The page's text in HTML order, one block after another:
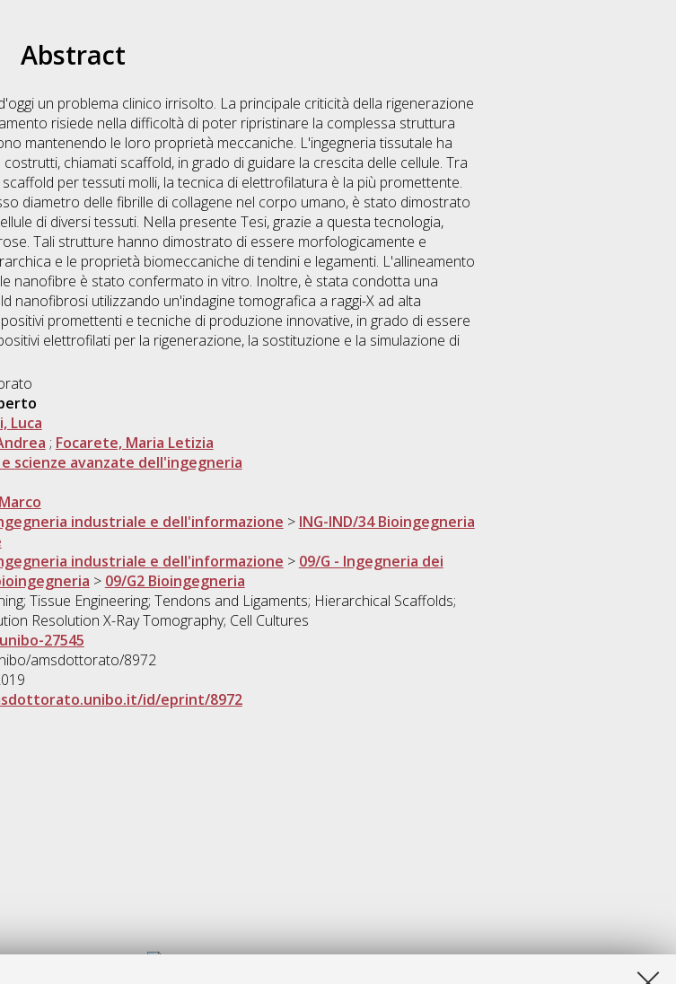
Abstract
un problema clinico irrisolto. La principale criticità della rigenerazione
risiede nella difficoltà di poter ripristinare la complessa struttura
mantenendo le loro proprietà meccaniche. L'ingegneria tissutale ha
chiamati scaffold, in grado di guidare la crescita delle cellule. Tra
per tessuti molli, la tecnica di elettrofilatura è la più promettente.
diametro delle fibrille di collagene nel corpo umano, è stato dimostrato
di diversi tessuti. Nella presente Tesi, grazie a questa tecnologia,
Tali strutture hanno dimostrato di essere morfologicamente e
e le proprietà biomeccaniche di tendini e legamenti. L'allineamento
nanofibre è stato confermato in vitro. Inoltre, è stata condotta una
nanofibrosi utilizzando un'indagine tomografica a raggi-X ad alta
promettenti e tecniche di produzione innovative, in grado di essere
elettrofilati per la rigenerazione, la sostituzione e la simulazione di
Luca
; Focarete, Maria Letizia
e scienze avanzate dell'ingegneria
industriale e dell'informazione > ING-IND/34 Bioingegneria
industriale e dell'informazione > 09/G - Ingegneria dei
> 09/G2 Bioingegneria
Tissue Engineering; Tendons and Ligaments; Hierarchical Scaffolds;
Resolution X-Ray Tomography; Cell Cultures
27545
amsdottorato/8972
id/eprint/8972